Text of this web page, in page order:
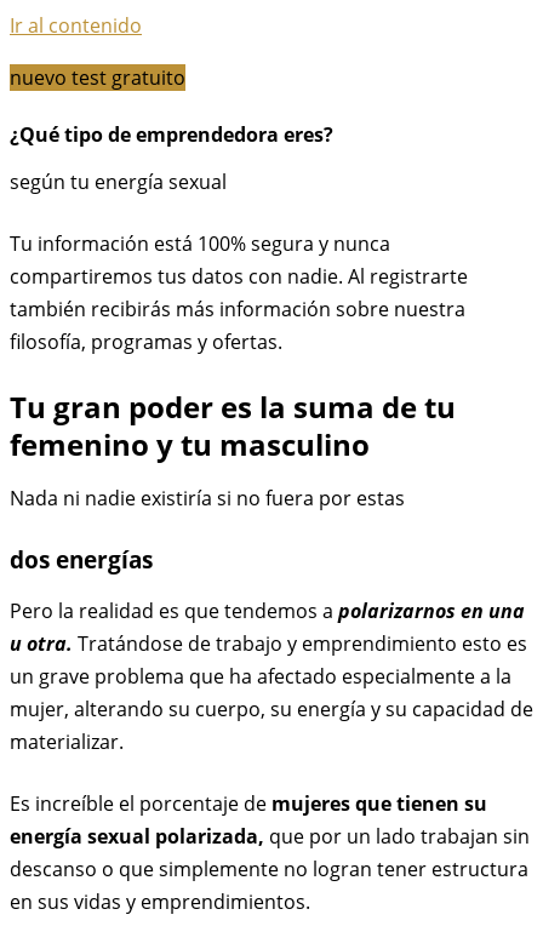
Ir al contenido
nuevo test gratuito
¿Qué tipo de emprendedora eres?
según tu energía sexual
Tu información está 100% segura y nunca
compartiremos tus datos con nadie. Al registrarte
también recibirás más información sobre nuestra
filosofía, programas y ofertas.
Tu gran poder es la suma de tu
femenino y tu masculino
Nada ni nadie existiría si no fuera por estas
dos energías
Pero la realidad es que tendemos a polarizarnos en una
u otra. Tratándose de trabajo y emprendimiento esto es
un grave problema que ha afectado especialmente a la
mujer, alterando su cuerpo, su energía y su capacidad de
materializar.
Es increíble el porcentaje de mujeres que tienen su
energía sexual polarizada, que por un lado trabajan sin
descanso o que simplemente no logran tener estructura
en sus vidas y emprendimientos.